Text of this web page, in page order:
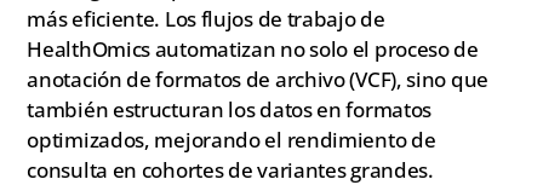
más eficiente. Los flujos de trabajo de
HealthOmics automatizan no solo el proceso de
anotación de formatos de archivo (VCF), sino que
también estructuran los datos en formatos
optimizados, mejorando el rendimiento de
consulta en cohortes de variantes grandes.